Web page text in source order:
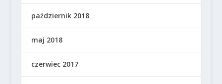
październik 2018
maj 2018
czerwiec 2017